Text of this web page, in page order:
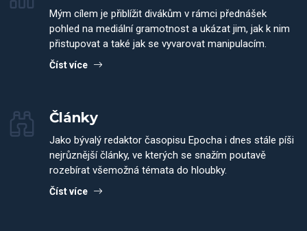
Mým cílem je přiblížit divákům v rámci přednášek
pohled na mediální gramotnost a ukázat jim, jak k nim
přistupovat a také jak se vyvarovat manipulacím.
Číst více
Články
Jako bývalý redaktor časopisu Epocha i dnes stále píši
nejrůznější články, ve kterých se snažím poutavě
rozebírat všemožná témata do hloubky.
Číst více